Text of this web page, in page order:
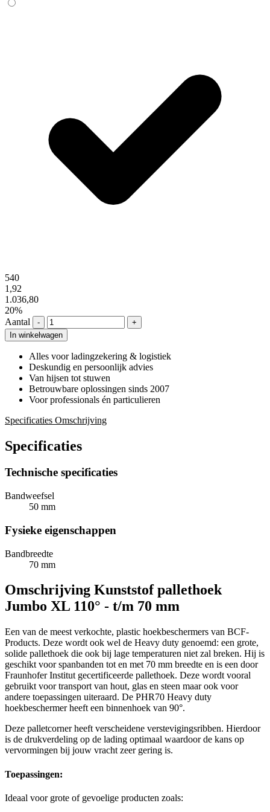
540
1,92
1.036,80
20%
Aantal
-
+
In winkelwagen
Alles voor ladingzekering & logistiek
Deskundig en persoonlijk advies
Van hijsen tot stuwen
Betrouwbare oplossingen sinds 2007
Voor professionals én particulieren
Specificaties Omschrijving
Specificaties
Technische specificaties
Bandweefsel
50 mm
Fysieke eigenschappen
Bandbreedte
70 mm
Omschrijving Kunststof pallethoek
Jumbo XL 110° - t/m 70 mm
Een van de meest verkochte, plastic hoekbeschermers van BCF-
Products. Deze wordt ook wel de Heavy duty genoemd: een grote,
solide pallethoek die ook bij lage temperaturen niet zal breken. Hij is
geschikt voor spanbanden tot en met 70 mm breedte en is een door
Fraunhofer Institut gecertificeerde pallethoek. Deze wordt vooral
gebruikt voor transport van hout, glas en steen maar ook voor
andere toepassingen uiteraard. De PHR70 Heavy duty
hoekbeschermer heeft een binnenhoek van 90°.
Deze palletcorner heeft verscheidene verstevigingsribben. Hierdoor
is de drukverdeling op de lading optimaal waardoor de kans op
vervormingen bij jouw vracht zeer gering is.
Toepassingen:
Ideaal voor grote of gevoelige producten zoals: